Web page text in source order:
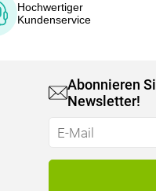
Hochwertiger
Kundenservice
Abonnieren
Newsletter!